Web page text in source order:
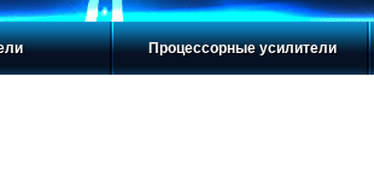
Процессорные усилители